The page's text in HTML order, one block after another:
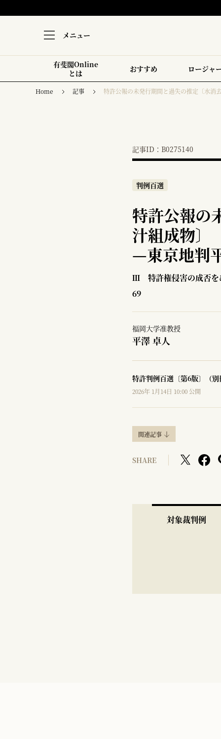
メニュー
有斐閣Online
とは
おすすめ ロージャ
Home 記事 特許公報の未発行期間と過失の推定〔水消
記事ID：B0275140
判例百選
特許公報の
汁組成物〕
—東京地判
Ⅲ 特許権侵害の成否を
69
福岡大学准教授
平澤 卓人
特許判例百選〔第6版〕（
2026年 1月14日 10:00 公開
関連記事
SHARE
対象裁判例